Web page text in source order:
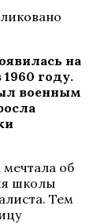
на
году.
военным
об
школы
Тем